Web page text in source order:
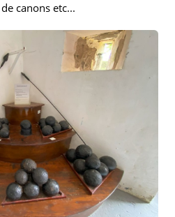
canons etc...